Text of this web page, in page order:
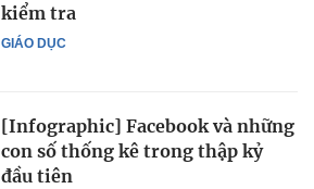
GIÁO DỤC
kiểm tra
[Infographic] Facebook và những
con số thống kê trong thập kỷ
đầu tiên